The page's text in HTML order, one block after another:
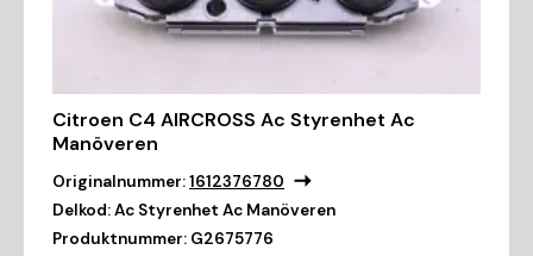
Citroen C4 AIRCROSS Ac Styrenhet Ac
Manöveren
Originalnummer:1612376780
Delkod:Ac Styrenhet Ac Manöveren
Produktnummer: G2675776